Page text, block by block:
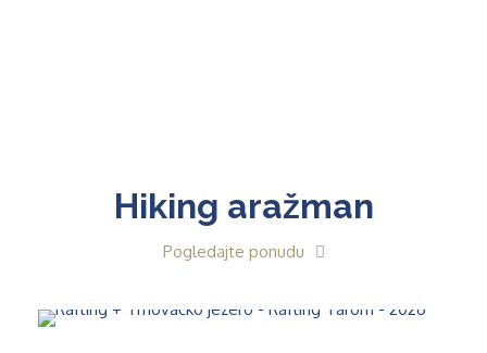
Hiking aražman
Pogledajte ponudu